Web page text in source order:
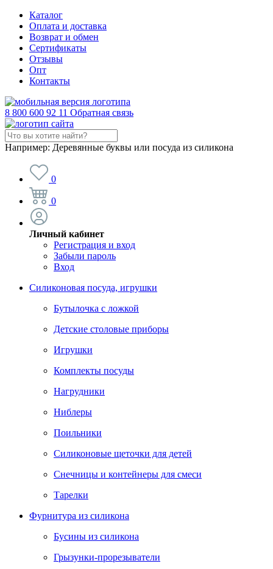
Каталог
Оплата и доставка
Возврат и обмен
Сертификаты
Отзывы
Опт
Контакты
8 800 600 92 11 Обратная связь
Например: Деревянные буквы или посуда из силикона
0
0
Личный кабинет
Регистрация и вход
Забыли пароль
Вход
Силиконовая посуда, игрушки
Бутылочка с ложкой
Детские столовые приборы
Игрушки
Комплекты посуды
Нагрудники
Ниблеры
Поильники
Силиконовые щеточки для детей
Снечницы и контейнеры для смеси
Тарелки
Фурнитура из силикона
Бусины из силикона
Грызунки-прорезыватели